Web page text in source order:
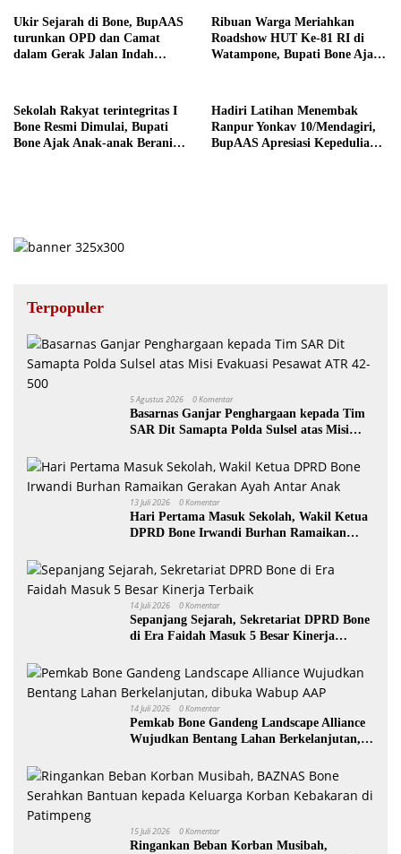
Ukir Sejarah di Bone, BupAAS
turunkan OPD dan Camat
dalam Gerak Jalan Indah
Ribuan Warga Meriahkan
Roadshow HUT Ke-81 RI di
Watampone, Bupati Bone Ajak
Membangun Daerah
Sekolah Rakyat terintegritas I
Bone Resmi Dimulai, Bupati
Bone Ajak Anak-anak Berani
Hadiri Latihan Menembak
Ranpur Yonkav 10/Mendagiri,
BupAAS Apresiasi Kepedulian
Terpopuler
5 Agustus 2026 0 Komentar
Basarnas Ganjar Penghargaan kepada Tim
SAR Dit Samapta Polda Sulsel atas Misi
13 Juli 2026 0 Komentar
Hari Pertama Masuk Sekolah, Wakil Ketua
DPRD Bone Irwandi Burhan Ramaikan
14 Juli 2026 0 Komentar
Sepanjang Sejarah, Sekretariat DPRD Bone
di Era Faidah Masuk 5 Besar Kinerja
14 Juli 2026 0 Komentar
Pemkab Bone Gandeng Landscape Alliance
Wujudkan Bentang Lahan Berkelanjutan,
15 Juli 2026 0 Komentar
Ringankan Beban Korban Musibah,